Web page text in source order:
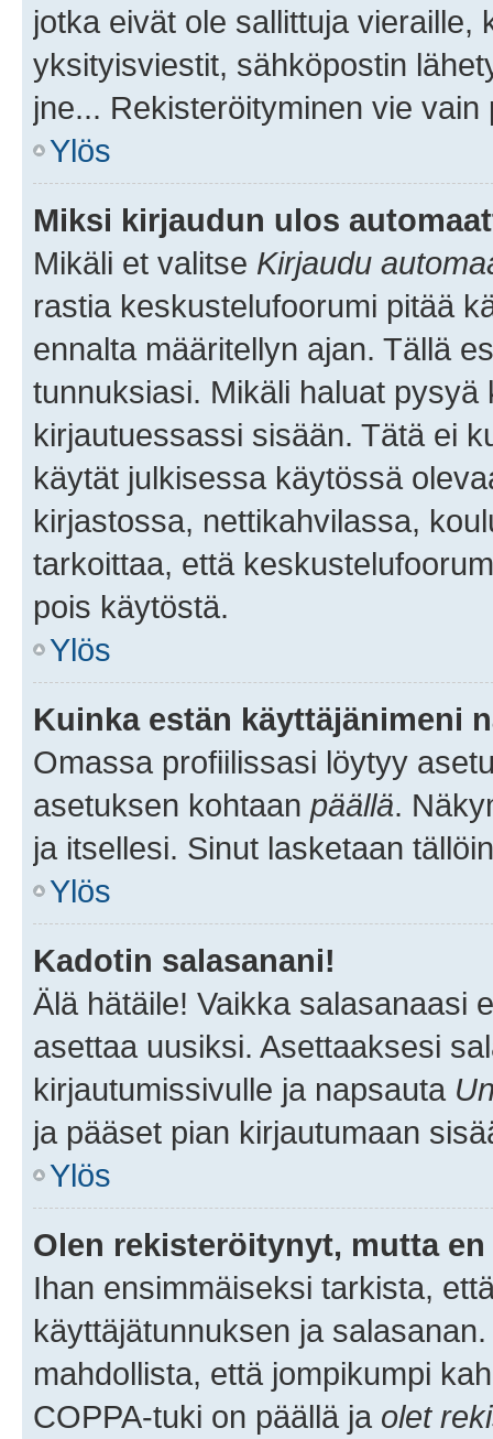
jotka eivät ole sallittuja vieraille,
yksityisviestit, sähköpostin
jne... Rekisteröityminen vie
Ylös
Miksi kirjaudun ulos
Mikäli et valitse Kirjaudu
rastia keskustelufoorumi pitää
ennalta määritellyn ajan. Tällä
tunnuksiasi. Mikäli haluat
kirjautuessassi sisään. Tätä ei
käytät julkisessa käytössä
kirjastossa, nettikahvilassa,
tarkoittaa, että
pois käytöstä.
Ylös
Kuinka estän käyttäjänimeni
Omassa profiilissasi löytyy
asetuksen kohtaan päällä.
ja itsellesi. Sinut lasketaan
Ylös
Kadotin salasanani!
Älä hätäile! Vaikka salasanaasi
asettaa uusiksi. Asettaaksesi
kirjautumissivulle ja napsauta
ja pääset pian kirjautumaan
Ylös
Olen rekisteröitynyt, mutta
Ihan ensimmäiseksi tarkista,
käyttäjätunnuksen ja
mahdollista, että jompikumpi
COPPA-tuki on päällä ja olet